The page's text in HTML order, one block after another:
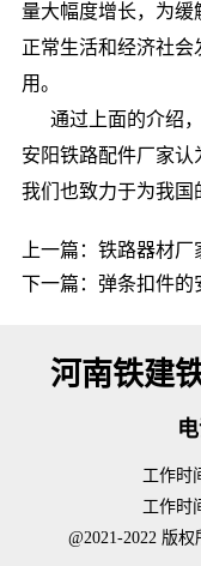
量大幅度增长，为
正常生活和经济社
用。
通过上面的介绍，
安阳铁路配件厂家认
我们也致力于为我国
上一篇： 铁路器材厂
下一篇： 弹条扣件的
河南铁建
电
工作时
工作时
@2021-2022 版